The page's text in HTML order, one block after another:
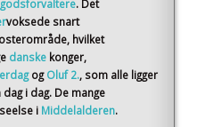
godsforvaltere. Det
voksede snart
hvilket
danske konger,
og Oluf 2., som alle ligger
dag i dag. De mange
i Middelalderen.